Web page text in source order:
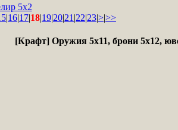
5х2
|16|17|18|19|20|21 |22|23|>|>>
[Крафт] Оружия 5х11, брони 5х12,